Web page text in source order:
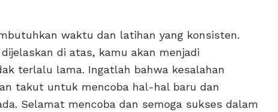
waktu dan latihan yang konsisten.
di atas, kamu akan menjadi
terlalu lama. Ingatlah bahwa kesalahan
takut untuk mencoba hal-hal baru dan
Selamat mencoba dan semoga sukses dalam